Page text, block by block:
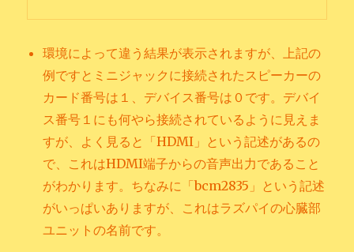
環境によって違う結果が表示されますが、上記の
例ですとミニジャックに接続されたスピーカーの
カード番号は１、デバイス番号は０です。デバイ
ス番号１にも何やら接続されているように見えま
すが、よく見ると「HDMI」という記述があるの
で、これはHDMI端子からの音声出力であること
がわかります。ちなみに「bcm2835」という記述
がいっぱいありますが、これはラズパイの心臓部
ユニットの名前です。